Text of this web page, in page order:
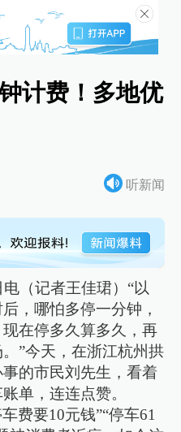
计费！多地优
听新闻
（记者王佳珺）“以
，哪怕多停一分钟，
在停多久算多久，再
”今天，在浙江杭州拱
的市民刘先生，看着
单，连连点赞。
费要10元钱”“停车61